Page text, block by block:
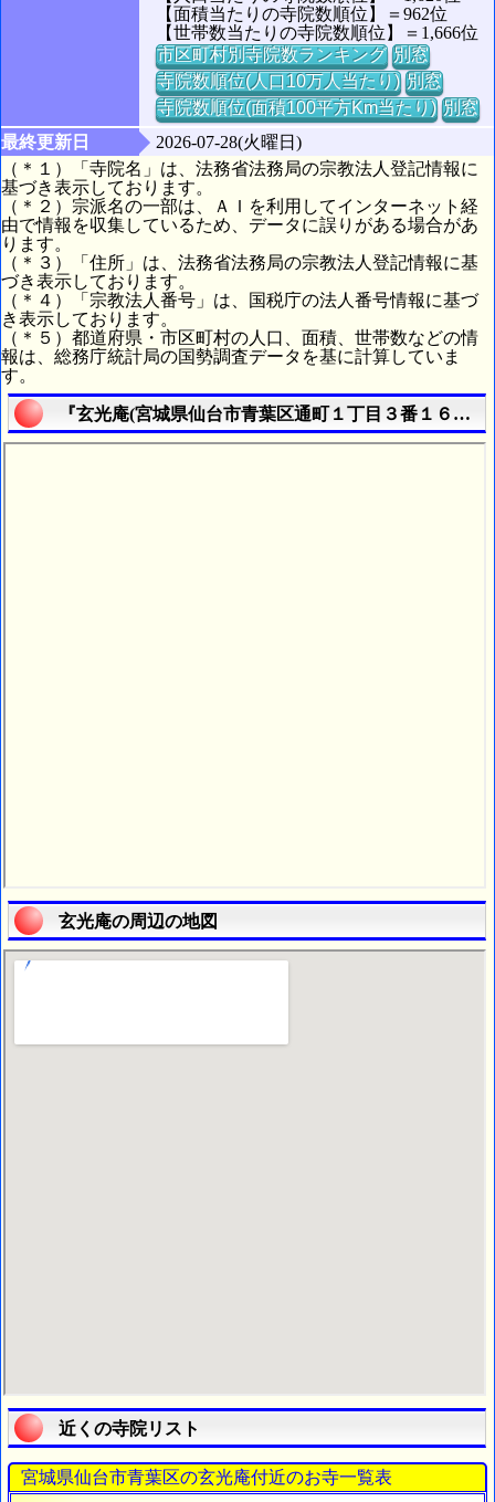
【面積当たりの寺院数順位】＝962位
【世帯数当たりの寺院数順位】＝1,666位
市区町村別寺院数ランキング 別窓
寺院数順位(人口10万人当たり) 別窓
寺院数順位(面積100平方Km当たり) 別窓
最終更新日
2026-07-28(火曜日)
（＊１）「寺院名」は、法務省法務局の宗教法人登記情報に
基づき表示しております。
（＊２）宗派名の一部は、ＡＩを利用してインターネット経
由で情報を収集しているため、データに誤りがある場合があ
ります。
（＊３）「住所」は、法務省法務局の宗教法人登記情報に基
づき表示しております。
（＊４）「宗教法人番号」は、国税庁の法人番号情報に基づ
き表示しております。
（＊５）都道府県・市区町村の人口、面積、世帯数などの情
報は、総務庁統計局の国勢調査データを基に計算していま
す。
『玄光庵(宮城県仙台市青葉区通町１丁目３番１６号)
玄光庵の周辺の地図
近くの寺院リスト
宮城県仙台市青葉区の玄光庵付近のお寺一覧表